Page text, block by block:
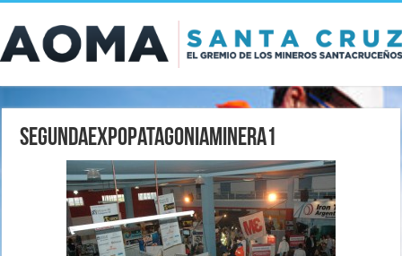
SegundaExpoPatagoniaMinera1